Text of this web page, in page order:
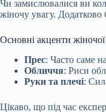
Чи замислювалися ви
жіночу увагу. Додатково
Основні акценти
Прес: Часто саме
Обличчя: Риси
Руки та плечі:
Цікаво, що під час